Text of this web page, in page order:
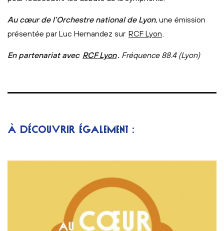
Au cœur de l’Orchestre national de Lyon, une émission
présentée par Luc Hernandez sur RCF Lyon
En partenariat avec RCF Lyon. Fréquence 88.4 (Lyon)
À DÉCOUVRIR ÉGALEMENT :